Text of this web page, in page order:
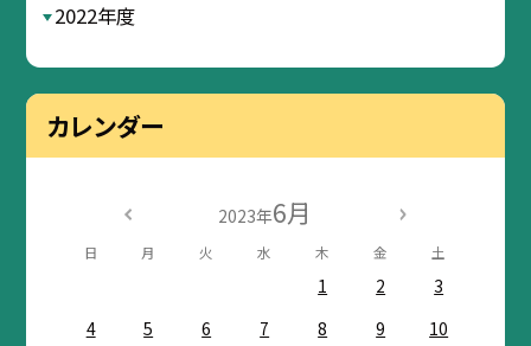
2022年度
カレンダー
2023年6月
日 月 火 水 木 金 土
1 2
3
4
5 6 7 8 9
10